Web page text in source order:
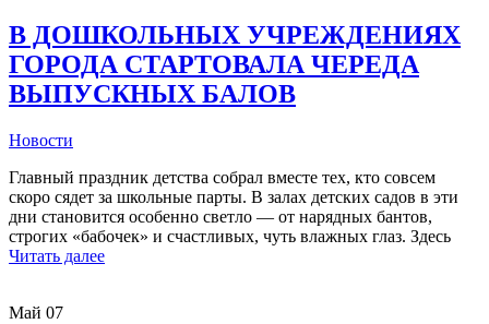
В ДОШКОЛЬНЫХ УЧРЕЖДЕНИЯХ
ГОРОДА СТАРТОВАЛА ЧЕРЕДА
ВЫПУСКНЫХ БАЛОВ
Новости
Главный праздник детства собрал вместе тех, кто совсем
скоро сядет за школьные парты. В залах детских садов в эти
дни становится особенно светло — от нарядных бантов,
строгих «бабочек» и счастливых, чуть влажных глаз. Здесь
Читать далее
Май 07